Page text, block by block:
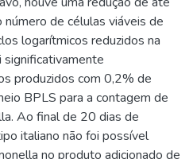
de células viáveis de
logarítmicos reduzidos na
significativamente
produzidos com 0,2% de
BPLS para a contagem de
Ao final de 20 dias de
italiano não foi possível
no produto adicionado de